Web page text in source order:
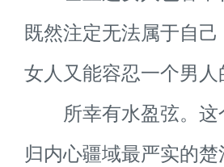
既然注定无法属于自
女人又能容忍一个男
所幸有水盈弦。这
归内心疆域最严实的